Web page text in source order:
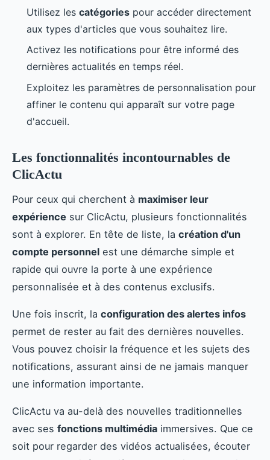
Utilisez les catégories pour accéder directement
aux types d'articles que vous souhaitez lire.
Activez les notifications pour être informé des
dernières actualités en temps réel.
Exploitez les paramètres de personnalisation pour
affiner le contenu qui apparaît sur votre page
d'accueil.
Les fonctionnalités incontournables de
ClicActu
Pour ceux qui cherchent à maximiser leur
expérience sur ClicActu, plusieurs fonctionnalités
sont à explorer. En tête de liste, la création d'un
compte personnel est une démarche simple et
rapide qui ouvre la porte à une expérience
personnalisée et à des contenus exclusifs.
Une fois inscrit, la configuration des alertes infos
permet de rester au fait des dernières nouvelles.
Vous pouvez choisir la fréquence et les sujets des
notifications, assurant ainsi de ne jamais manquer
une information importante.
ClicActu va au-delà des nouvelles traditionnelles
avec ses fonctions multimédia immersives. Que ce
soit pour regarder des vidéos actualisées, écouter